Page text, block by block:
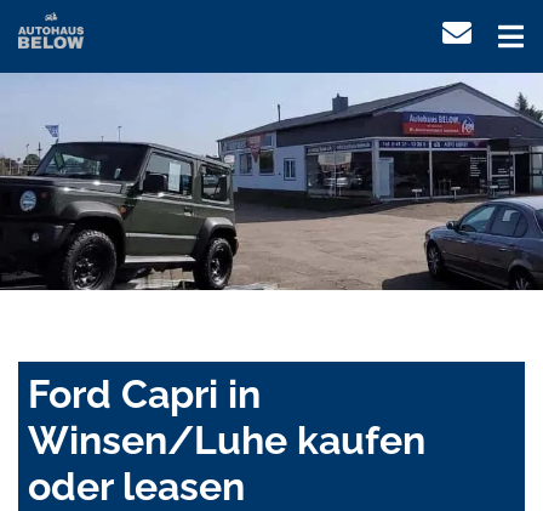
Ford Capri in
Winsen/Luhe kaufen
oder leasen